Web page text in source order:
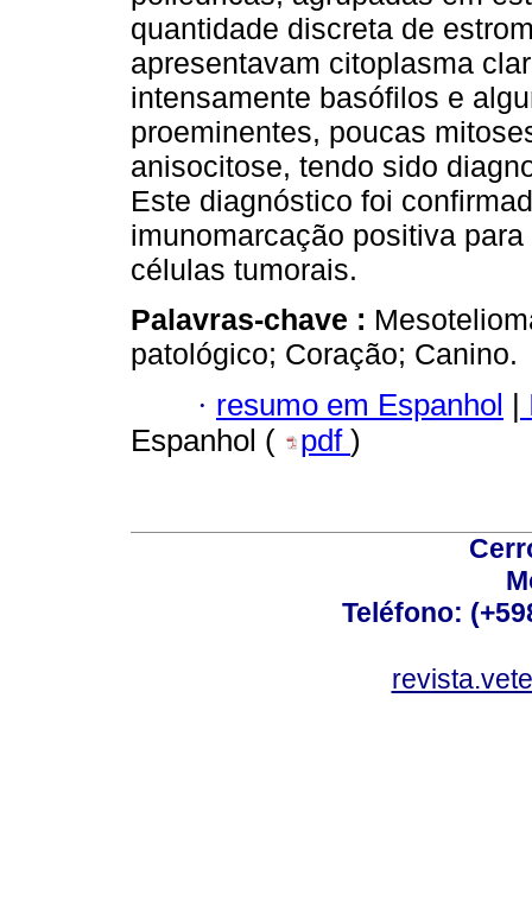
quantidade discreta de
apresentavam citoplasma
intensamente basófilos e
proeminentes, poucas
anisocitose, tendo sido
Este diagnóstico foi
imunomarcação positiva
células tumorais.
Palavras-chave :
patológico; Coração; Canino.
· resumo em Espanhol |
Espanhol (
pdf )
Teléfono: